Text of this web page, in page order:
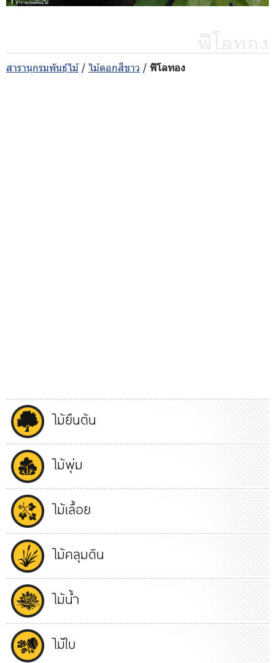
ฟิโลทอง
สารานุกรมพันธุ์ไม้/ ไม้ดอกสีขาว / ฟิโลทอง
ไม้ยืนต้น
ไม้พุ่ม
ไม้เลื้อย
ไม้คลุมดิน
ไม้น้ำ
ไม้ใบ